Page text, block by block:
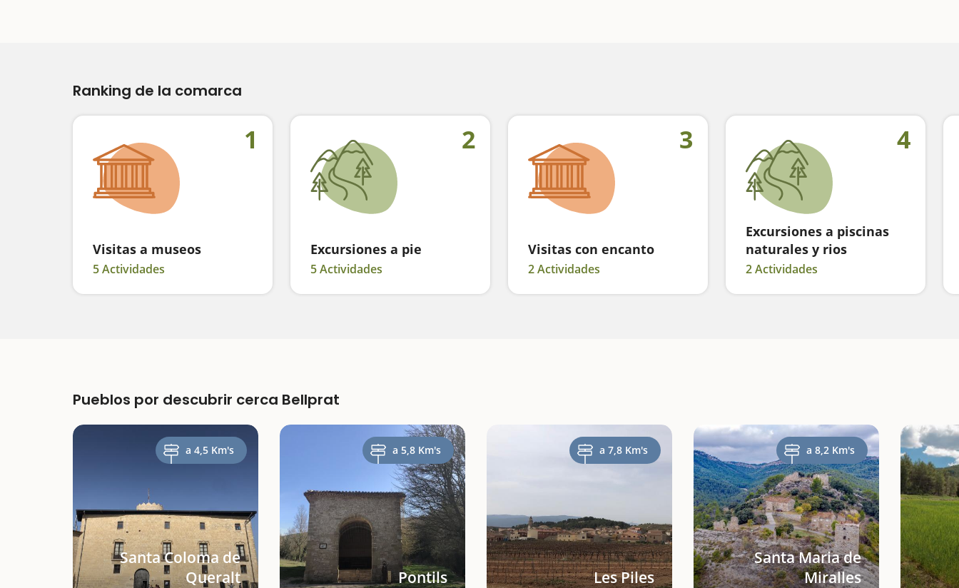
Ranking de la comarca
1
Visitas a museos
5 Actividades
2
Excursiones a pie
5 Actividades
3
Visitas con encanto
2 Actividades
4
Excursiones a piscinas
naturales y rios
2 Actividades
Pueblos por descubrir cerca Bellprat
a 4,5 Km's
Santa Coloma de
Queralt
a 5,8 Km's
Pontils
a 7,8 Km's
Les Piles
a 8,2 Km's
Santa Maria de
Miralles